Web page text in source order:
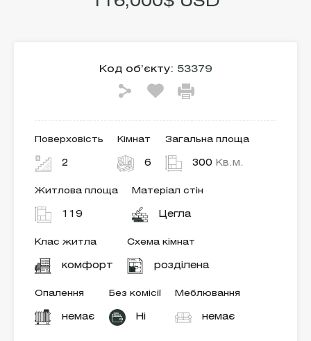
Код об’єкту: 53379
Поверховість
2
Кімнат
6
Загальна площа
300 Кв.м.
Житлова площа
119
Матеріал стін
Цегла
Клас житла
комфорт
Схема кімнат
розділена
Опалення
немає
Без комісії
Ні
Меблювання
немає